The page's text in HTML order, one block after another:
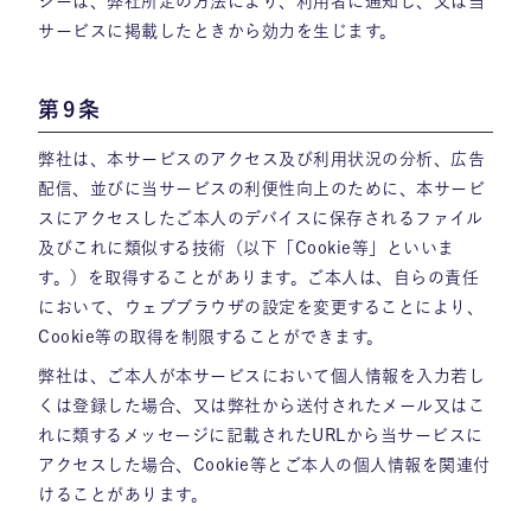
サービスに掲載したときから効力を生じます。
第9条
弊社は、本サービスのアクセス及び利用状況の分析、広告
配信、並びに当サービスの利便性向上のために、本サービ
スにアクセスしたご本人のデバイスに保存されるファイル
及びこれに類似する技術（以下「Cookie等」といいま
す。）を取得することがあります。ご本人は、自らの責任
において、ウェブブラウザの設定を変更することにより、
Cookie等の取得を制限することができます。
弊社は、ご本人が本サービスにおいて個人情報を入力若し
くは登録した場合、又は弊社から送付されたメール又はこ
れに類するメッセージに記載されたURLから当サービスに
アクセスした場合、Cookie等とご本人の個人情報を関連付
けることがあります。